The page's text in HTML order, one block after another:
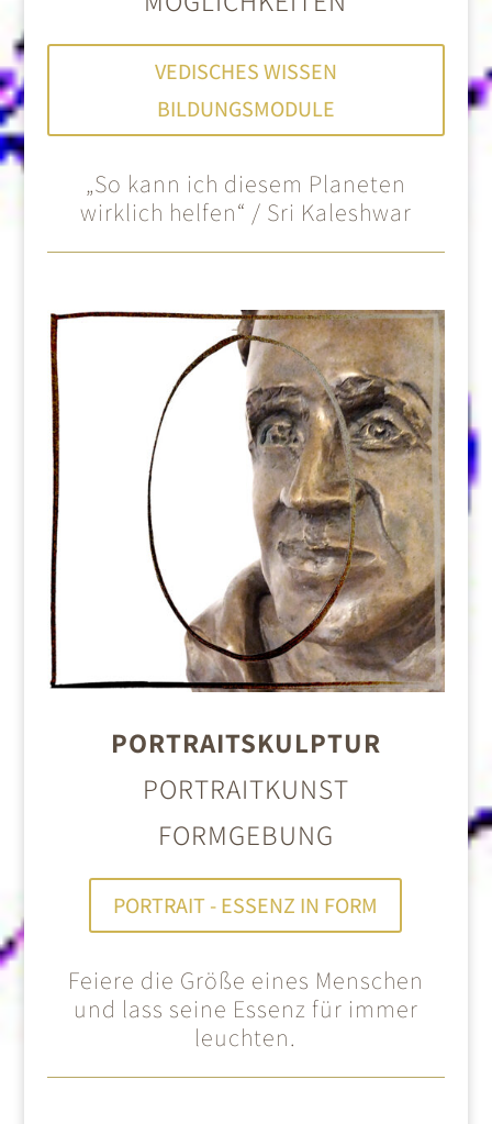
VEDISCHES WISSEN
BILDUNGSMODULE
„So kann ich diesem Planeten
wirklich helfen“ / Sri Kaleshwar
PORTRAITSKULPTUR
PORTRAITKUNST
FORMGEBUNG
PORTRAIT - ESSENZ IN FORM
Feiere die Größe eines Menschen
und lass seine Essenz für immer
leuchten.